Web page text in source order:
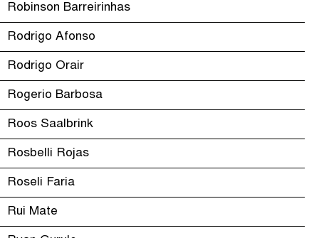
Robinson Barreirinhas
Rodrigo Afonso
Rodrigo Orair
Rogerio Barbosa
Roos Saalbrink
Rosbelli Rojas
Roseli Faria
Rui Mate